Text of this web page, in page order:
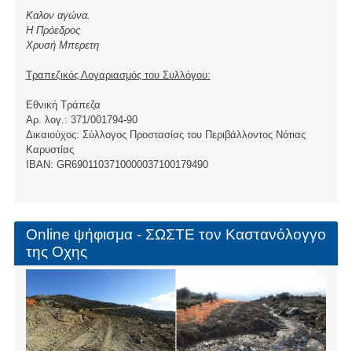
Καλον αγώνα.
Η Πρόεδρος
Χρυσή Μπερετη
Τραπεζικός Λογαριασμός του Συλλόγου:
Εθνική Τράπεζα
Αρ. λογ.: 371/001794-90
Δικαιούχος: Σύλλογος Προστασίας του Περιβάλλοντος Νότιας
Καρυστίας
ΙBAN: GR6901103710000037100179490
Online ψήφισμα - ΣΩΣΤΕ τον Καστανόλογγο
της Οχης